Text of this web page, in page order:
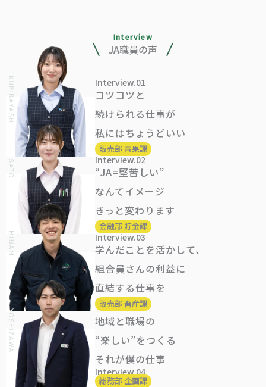
JA職員の声
Interview.01
コツコツと
続けられる仕事が
私にはちょうどいい
販売部 青果課
Interview.02
“JA=堅苦しい”
なんてイメージ
きっと変わります
金融部 貯金課
Interview.03
学んだことを活かして、
組合員さんの利益に
直結する仕事を
販売部 畜産課
地域と職場の
“楽しい”をつくる
それが僕の仕事
Interview.04
総務部 企画課